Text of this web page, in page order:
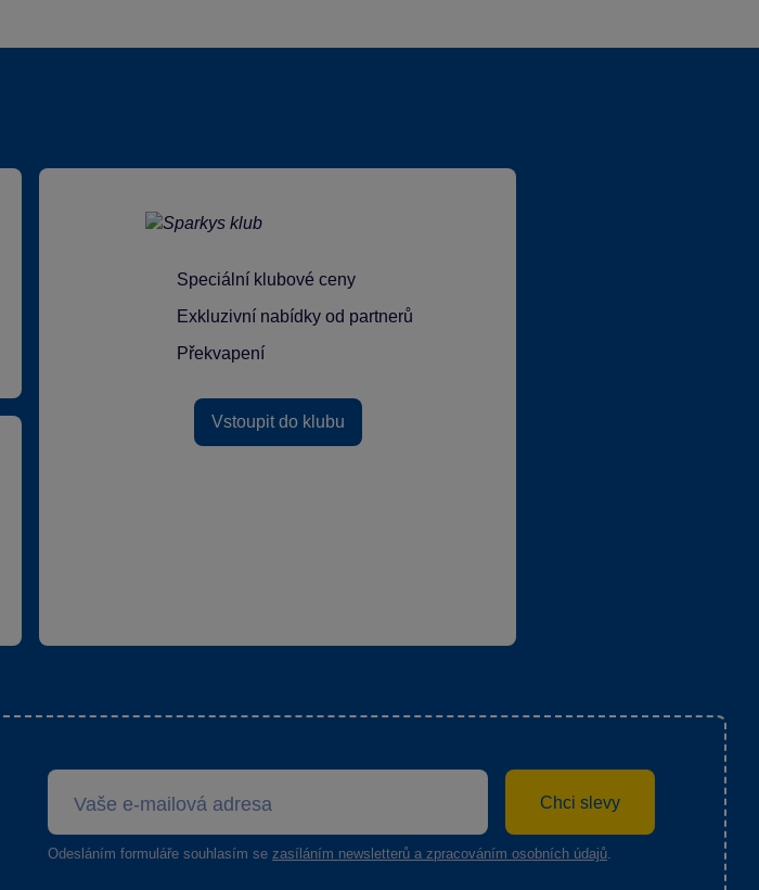
Speciální klubové ceny
Exkluzivní nabídky od partnerů
Překvapení
Vstoupit do klubu
Chci slevy
Odesláním formuláře souhlasím se zasíláním newsletterů a zpracováním osobních údajů